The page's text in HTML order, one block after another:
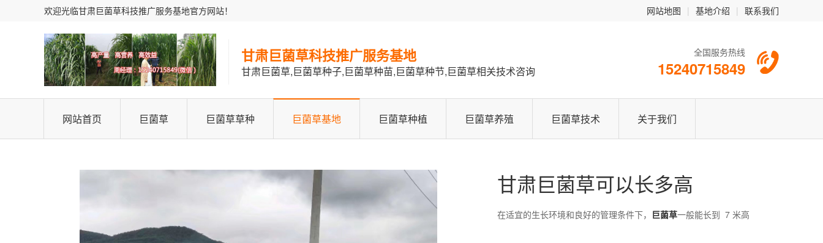
网站地图 | 基地介绍 | 联系我们
欢迎光临甘肃巨菌草科技推广服务基地官方网站！
甘肃巨菌草科技推广服务基地
甘肃巨菌草,巨菌草种子,巨菌草种苗,巨菌草种节,巨菌草相关技术咨询
全国服务热线
15240715849
网站首页 巨菌草 巨菌草草种 巨菌草基地 巨菌草种植 巨菌草养殖 巨菌草技术 关于我们
甘肃巨菌草可以长多高
在适宜的生长环境和良好的管理条件下， 巨菌草一般能长到 7 米高